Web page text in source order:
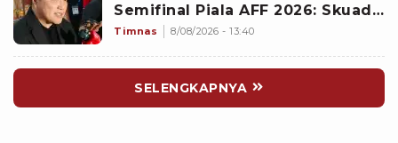
Semifinal Piala AFF 2026: Skuad
John Herdman Dievaluasi
Timnas 8/08/2026 - 13:40
SELENGKAPNYA